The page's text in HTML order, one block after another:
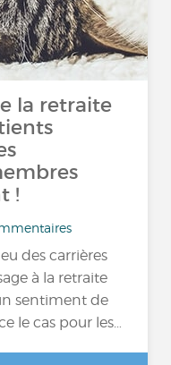
la retraite
!
des carrières
à la retraite
sentiment de
le cas pour les…